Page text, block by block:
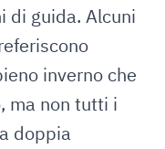
di guida. Alcuni
inverno che
ma non tutti i
doppia